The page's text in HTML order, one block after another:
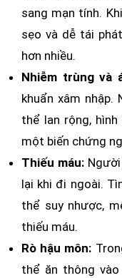
sang mạn tính.
sẹo và dễ tái
hơn nhiều.
Nhiễm trùng và
khuẩn xâm nhập.
thể lan rộng,
một biến chứng
Thiếu máu:
lại khi đi ngoài.
thể suy nhược,
thiếu máu.
Rò hậu môn:
thể ăn thông